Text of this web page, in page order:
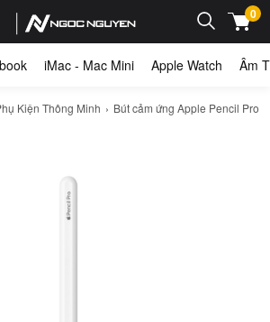
0
iMac - Mac Mini Apple Watch Âm
Kiện Thông Minh Bút cảm ứng Apple Pencil Pro